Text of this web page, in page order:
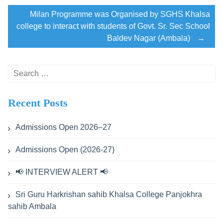
Milan Programme was Organised by SGHS Khalsa
college to interact with students of Govt. Sr. Sec School
Baldev Nagar (Ambala)
→
Search
Recent Posts
Admissions Open 2026–27
Admissions Open (2026-27)
📢 INTERVIEW ALERT 📢
Sri Guru Harkrishan sahib Khalsa College Panjokhra
sahib Ambala